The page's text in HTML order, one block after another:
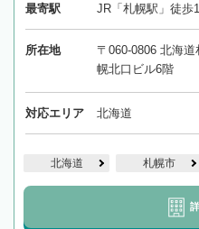
最寄駅 JR「札幌駅」徒歩
所在地
〒060-0806 北海
幌北口ビル6階
対応エリア 北海道
北海道 札幌市